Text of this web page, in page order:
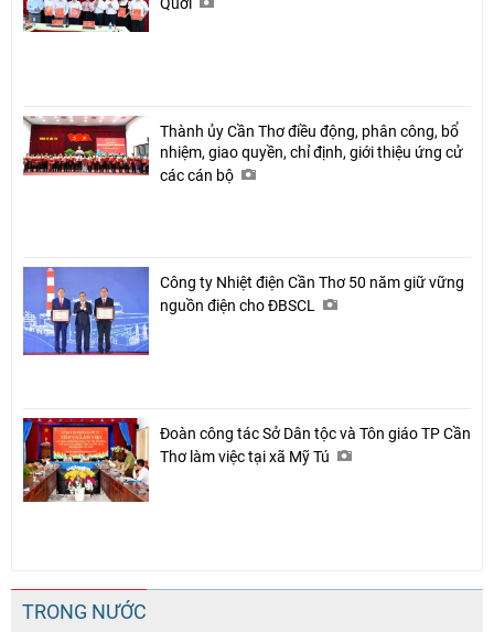
Thành ủy Cần Thơ điều động, phân công, bổ
nhiệm, giao quyền, chỉ định, giới thiệu ứng cử
các cán bộ
Công ty Nhiệt điện Cần Thơ 50 năm giữ vững
nguồn điện cho ĐBSCL
Đoàn công tác Sở Dân tộc và Tôn giáo TP Cần
Thơ làm việc tại xã Mỹ Tú
TRONG NƯỚC